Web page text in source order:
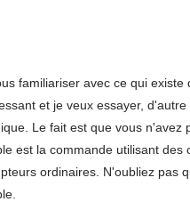
familiariser avec ce qui
et je veux essayer,
Le fait est que vous n'avez
est la commande utilisant des
ordinaires. N'oubliez pas